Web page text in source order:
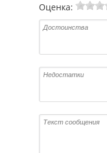
Оценка: